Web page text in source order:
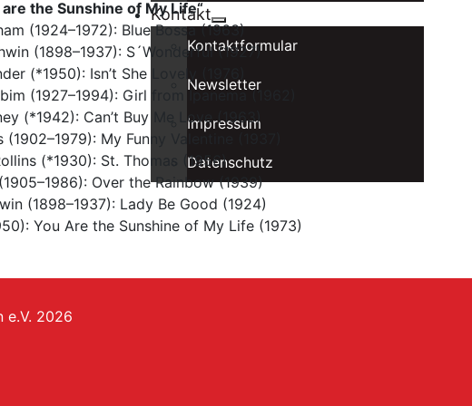
Kontakt
Kontaktformular
Newsletter
Impressum
Datenschutz
are the Sunshine of My Life“
(1924–1972): Blue Bossa (1963)
(1898–1937): S´Wonderful (1927)
(*1950): Isn’t She Lovely (1976)
(1927–1994): Girl from Ipanema (1962)
(*1942): Can’t Buy Me Love (1963)
My Funny Valentine (1937)
(*1930): St. Thomas (1956)
Over the Rainbow (1939)
(1898–1937): Lady Be Good (1924)
You Are the Sunshine of My Life (1973)
e.V. 2026